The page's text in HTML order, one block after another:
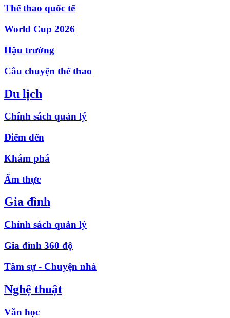
Thể thao quốc tế
World Cup 2026
Hậu trường
Câu chuyện thể thao
Du lịch
Chính sách quản lý
Điểm đến
Khám phá
Ẩm thực
Gia đình
Chính sách quản lý
Gia đình 360 độ
Tâm sự - Chuyện nhà
Nghệ thuật
Văn học